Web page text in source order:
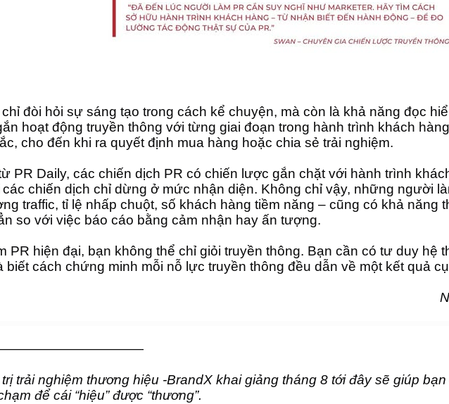
đòi hỏi sự sáng tạo trong cách kể chuyện, mà còn là khả năng đọc
hoạt động truyền thông với từng giai đoạn trong hành trình khách
cho đến khi ra quyết định mua hàng hoặc chia sẻ trải nghiệm.
PR Daily, các chiến dịch PR có chiến lược gắn chặt với hành trình
chiến dịch chỉ dừng ở mức nhận diện. Không chỉ vậy, những người
traffic, tỉ lệ nhấp chuột, số khách hàng tiềm năng – cũng có khả năng
so với việc báo cáo bằng cảm nhận hay ấn tượng.
PR hiện đại, bạn không thể chỉ giỏi truyền thông. Bạn cần có tư duy hệ
biết cách chứng minh mỗi nỗ lực truyền thông đều dẫn về một kết quả
trải nghiệm thương hiệu -BrandX khai giảng tháng 8 tới đây sẽ giúp
để cái “hiệu” được “thương”.